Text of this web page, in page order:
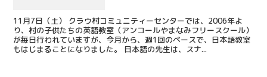
11月7日（土） クラウ村コミュニティーセンターでは、2006年よ
り、村の子供たちの英語教室（アンコールやまなみフリースクール）
が毎日行われていますが、今月から、週1回のペースで、日本語教室
もはじまることになりました。 日本語の先生は、スナ...